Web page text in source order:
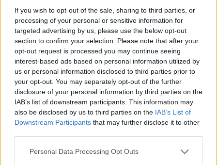
If you wish to opt-out of the sale, sharing to third parties, or
processing of your personal or sensitive information for
targeted advertising by us, please use the below opt-out
section to confirm your selection. Please note that after your
opt-out request is processed you may continue seeing
interest-based ads based on personal information utilized by
us or personal information disclosed to third parties prior to
your opt-out. You may separately opt-out of the further
disclosure of your personal information by third parties on the
IAB’s list of downstream participants. This information may
also be disclosed by us to third parties on the IAB’s List of
Downstream Participants that may further disclose it to other
Personal Data Processing Opt Outs
Η συμφωνία Arval-Athlon αναδιαμορφώνει την αγορά leasing
VW: Η δύσκολη εξίσωση της
αναδιάρθρωσης
Alpha Bank: Για πρώτη φορά το
Αρχαίο Θέατρο Επιδαύρου
άνοιξε τις πύλες του σε όλους
βιωσιμότητα σε καθημερινή πράξη